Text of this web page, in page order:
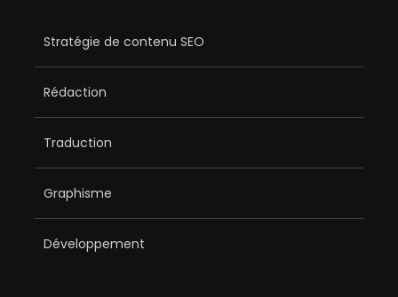
Stratégie de contenu SEO
Rédaction
Traduction
Graphisme
Développement